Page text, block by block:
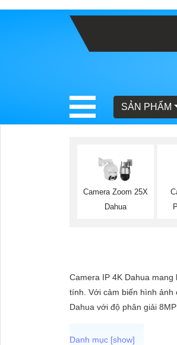
SẢN PHẨM
Camera Zoom 25X
Dahua
Camera IP 4K Dahua
tính. Với cảm biến hình ảnh
Dahua với độ phân giải